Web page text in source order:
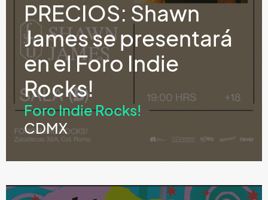
PRECIOS: Shawn
James se presentará
en el Foro Indie
Rocks!
Foro Indie Rocks!
CDMX